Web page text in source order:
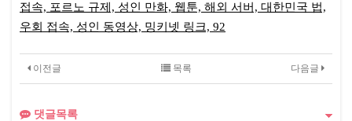
접속, 포르노 규제, 성인 만화, 웹툰, 해외 서버, 대한민국 법,
우회 접속, 성인 동영상, 밍키넷 링크, 92
스
2
이전글 다음글
목록
댓글목록